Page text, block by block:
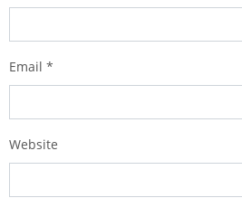
Email *
Website